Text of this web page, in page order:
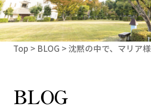
Top > BLOG > 沈黙の中で、マリア様
BLOG